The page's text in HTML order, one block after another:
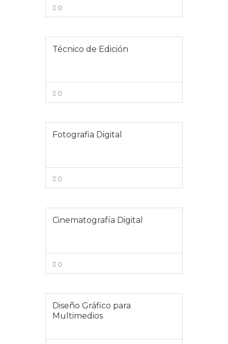
0
Técnico de Edición
0
Fotografia Digital
0
Cinematografía Digital
0
Diseño Gráfico para
Multimedios